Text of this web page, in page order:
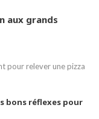
aux grands
pour relever une pizza
bons réflexes pour